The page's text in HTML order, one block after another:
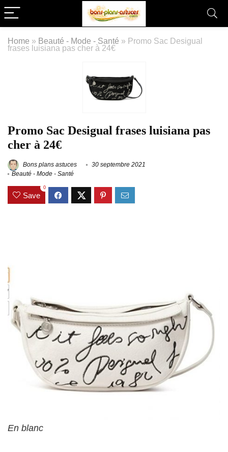
Home » Beauté - Mode - Santé » Promo Sac Desigual
frases luisiana pas cher à 24€
Promo Sac Desigual frases luisiana pas
cher à 24€
Bons plans astuces
30 septembre 2021
Beauté - Mode - Santé
Save
0
En blanc